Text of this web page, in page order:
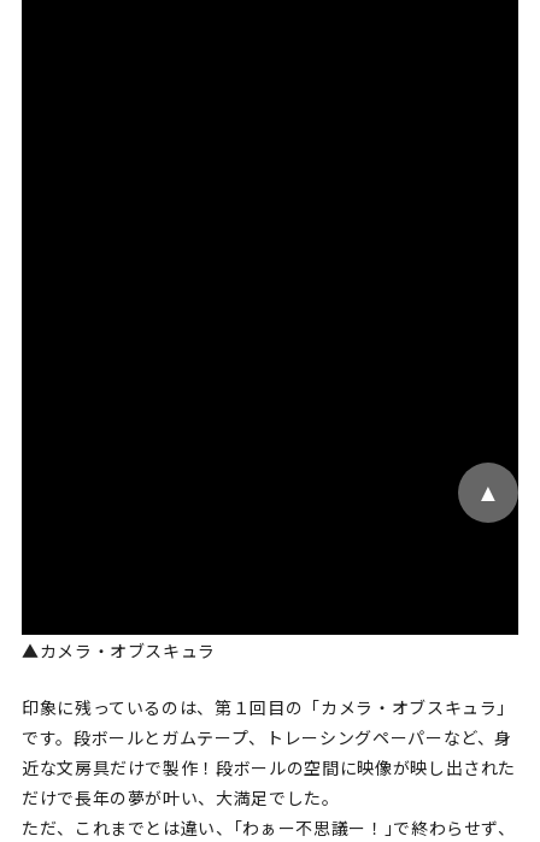
▲カメラ・オブスキュラ
印象に残っているのは、第１回目の「カメラ・オブスキュラ」
です。段ボールとガムテープ、トレーシングペーパーなど、身
近な文房具だけで製作！段ボールの空間に映像が映し出された
だけで長年の夢が叶い、大満足でした。
ただ、これまでとは違い、｢わぁー不思議ー！｣で終わらせず、
▲